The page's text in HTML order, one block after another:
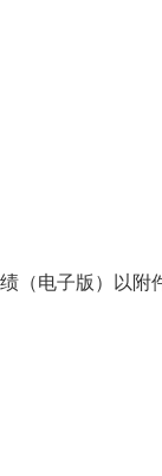
（电子版）以附